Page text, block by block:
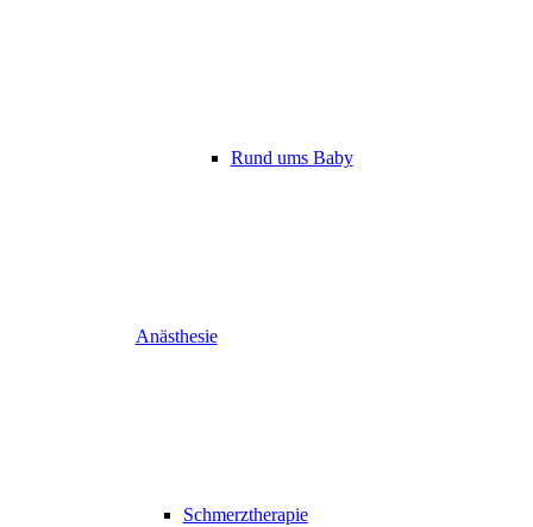
Rund ums Baby
Anästhesie
Schmerztherapie